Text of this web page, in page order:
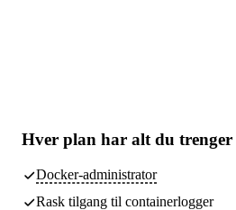
Hver plan har alt du trenger
Docker-administrator
Rask tilgang til containerlogger